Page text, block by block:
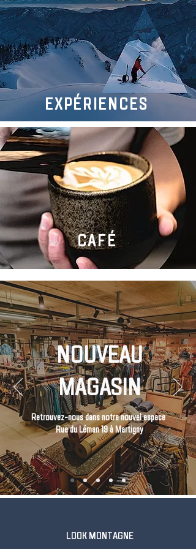
EXPÉRIENCES
CAFÉ
NOUVEAU
MAGASIN
Retrouvez-nous dans notre nouvel espace
Rue du Léman 19 à Martigny
LOOK MONTAGNE